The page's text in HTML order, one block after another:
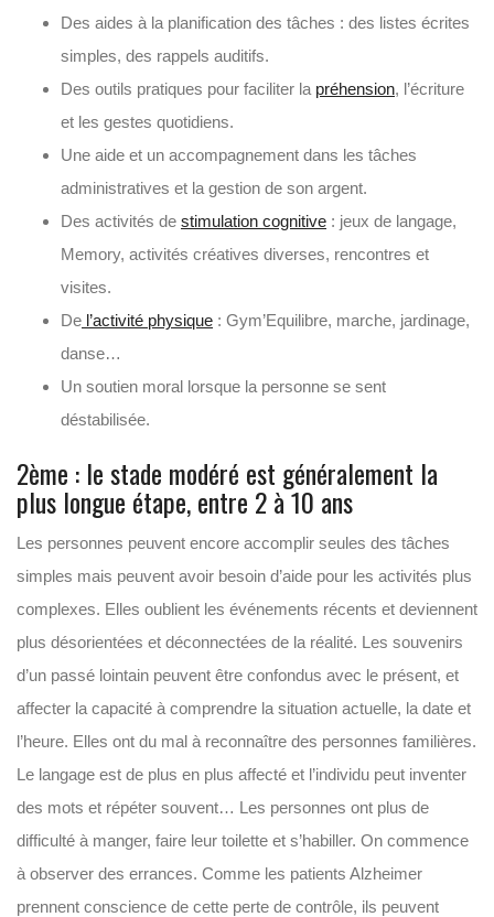
Des aides à la planification des tâches : des listes écrites
simples, des rappels auditifs.
Des outils pratiques pour faciliter la préhension, l’écriture
et les gestes quotidiens.
Une aide et un accompagnement dans les tâches
administratives et la gestion de son argent.
Des activités de stimulation cognitive : jeux de langage,
Memory, activités créatives diverses, rencontres et
visites.
De l’activité physique : Gym’Equilibre, marche, jardinage,
danse…
Un soutien moral lorsque la personne se sent
déstabilisée.
2ème : le stade modéré est généralement la
plus longue étape, entre 2 à 10 ans
Les personnes peuvent encore accomplir seules des tâches
simples mais peuvent avoir besoin d’aide pour les activités plus
complexes. Elles oublient les événements récents et deviennent
plus désorientées et déconnectées de la réalité. Les souvenirs
d’un passé lointain peuvent être confondus avec le présent, et
affecter la capacité à comprendre la situation actuelle, la date et
l’heure. Elles ont du mal à reconnaître des personnes familières.
Le langage est de plus en plus affecté et l’individu peut inventer
des mots et répéter souvent… Les personnes ont plus de
difficulté à manger, faire leur toilette et s’habiller. On commence
à observer des errances. Comme les patients Alzheimer
prennent conscience de cette perte de contrôle, ils peuvent